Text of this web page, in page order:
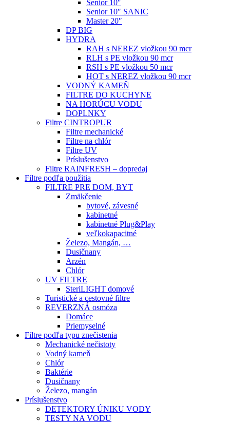
Senior 10″
Senior 10″ SANIC
Master 20″
DP BIG
HYDRA
RAH s NEREZ vložkou 90 mcr
RLH s PE vložkou 90 mcr
RSH s PE vložkou 50 mcr
HOT s NEREZ vložkou 90 mcr
VODNÝ KAMEŇ
FILTRE DO KUCHYNE
NA HORÚCU VODU
DOPLNKY
Filtre CINTROPUR
Filtre mechanické
Filtre na chlór
Filtre UV
Príslušenstvo
Filtre RAINFRESH – dopredaj
Filtre podľa použitia
FILTRE PRE DOM, BYT
Zmäkčenie
bytové, závesné
kabinetné
kabinetné Plug&Play
veľkokapacitné
Železo, Mangán, …
Dusičnany
Arzén
Chlór
UV FILTRE
SteriLIGHT domové
Turistické a cestovné filtre
REVERZNÁ osmóza
Domáce
Priemyselné
Filtre podľa typu znečistenia
Mechanické nečistoty
Vodný kameň
Chlór
Baktérie
Dusičnany
Železo, mangán
Príslušenstvo
DETEKTORY ÚNIKU VODY
TESTY NA VODU